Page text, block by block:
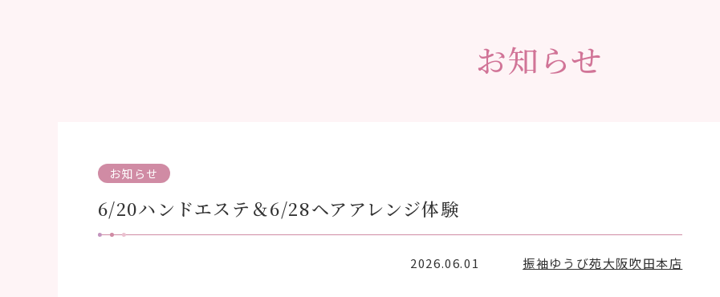
お知らせ
お知らせ
6/20ハンドエステ＆6/28ヘアアレンジ体験
2026.06.01 振袖ゆうび苑大阪吹田本店